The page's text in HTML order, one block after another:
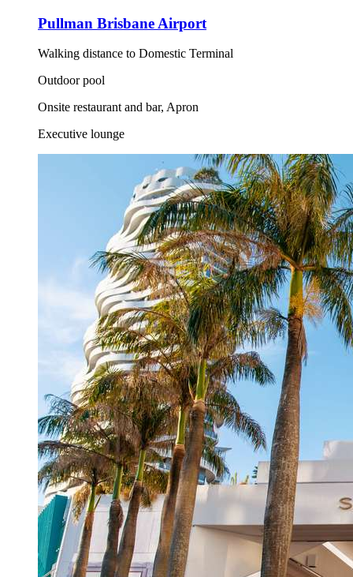
Pullman Brisbane Airport
Walking distance to Domestic Terminal
Outdoor pool
Onsite restaurant and bar, Apron
Executive lounge